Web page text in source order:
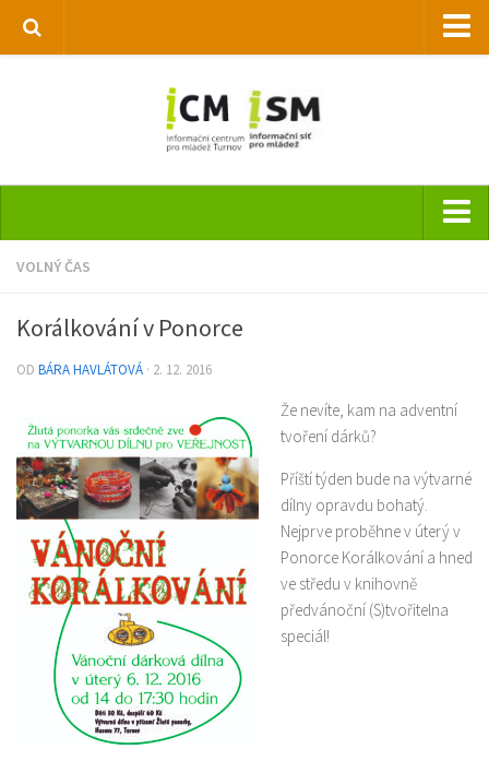
Informační síť pro mládež
Hlavní stránka
Pravidla
Služby
Aktuality a oznámení
Informace z regionu
Aktuality
Brigády
Práce
Cestování
Občan a společnost
Volný čas
Sociálně patologické jevy
Vzdělávání
VOLNÝ ČAS
Korálkování v Ponorce
OD BÁRA HAVLÁTOVÁ · 2. 12. 2016
Že nevíte, kam na adventní
tvoření dárků?
Příští týden bude na výtvarné
dílny opravdu bohatý.
Nejprve proběhne v úterý v
Ponorce Korálkování a hned
ve středu v knihovně
předvánoční (S)tvořitelna
speciál!